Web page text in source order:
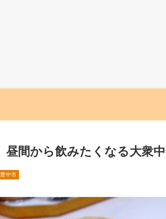
昼間から飲みたくなる大衆
豊中市